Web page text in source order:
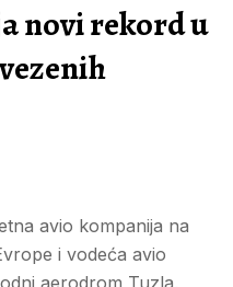
novi rekord u
avio kompanija na
i vodeća avio
aerodrom Tuzla,